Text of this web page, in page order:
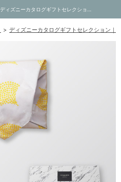
ディズニーカタログギフトセレクション｜